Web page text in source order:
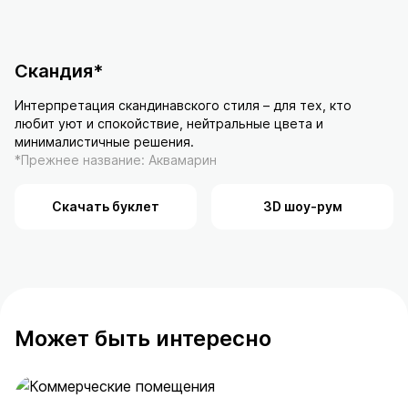
Скачать буклет 3D шоу-рум
Скандия*
Интерпретация скандинавского стиля – для тех, кто
любит уют и спокойствие, нейтральные цвета и
минималистичные решения.
*Прежнее название: Аквамарин
Может быть интересно